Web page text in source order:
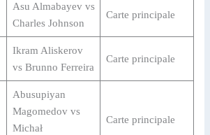
Asu Almabayev vs
Charles Johnson
Carte principale
Ikram Aliskerov
vs Brunno Ferreira
Carte principale
Abusupiyan
Magomedov vs
Michał
Carte principale